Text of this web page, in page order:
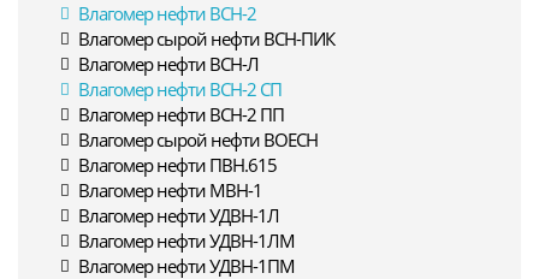
Влагомер нефти ВСН-2
Влагомер сырой нефти ВСН-ПИК
Влагомер нефти ВСН-Л
Влагомер нефти ВСН-2 СП
Влагомер нефти ВСН-2 ПП
Влагомер сырой нефти ВОЕСН
Влагомер нефти ПВН.615
Влагомер нефти МВН-1
Влагомер нефти УДВН-1Л
Влагомер нефти УДВН-1ЛМ
Влагомер нефти УДВН-1ПМ